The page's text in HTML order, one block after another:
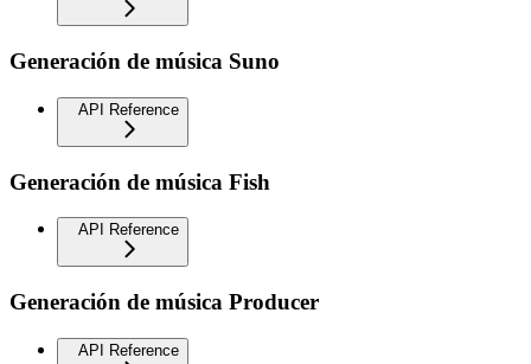
Generación de música Suno
API Reference
Generación de música Fish
API Reference
Generación de música Producer
API Reference